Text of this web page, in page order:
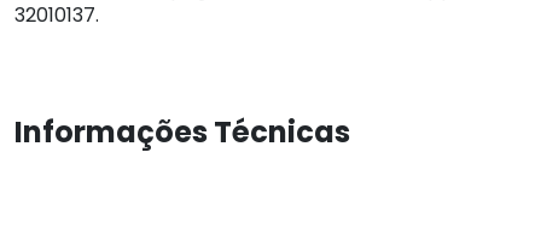
32010137.
Informações Técnicas